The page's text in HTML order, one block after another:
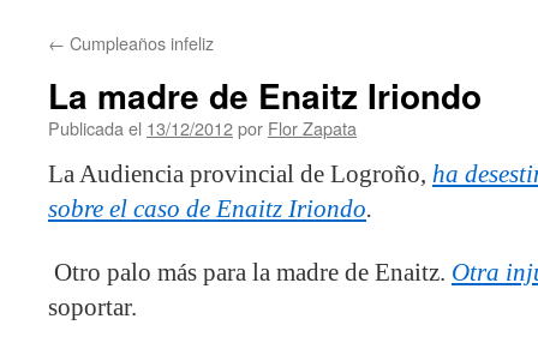
← Cumpleaños infeliz
La madre de Enaitz Iriondo
Publicada el 13/12/2012por Flor Zapata
La Audiencia provincial de Logroño, ha
sobre el caso de Enaitz Iriondo.
Otro palo más para la madre de Enaitz. Otra
soportar.